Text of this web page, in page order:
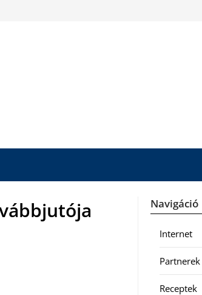
Navigáció
Internet
Partnerek
Receptek